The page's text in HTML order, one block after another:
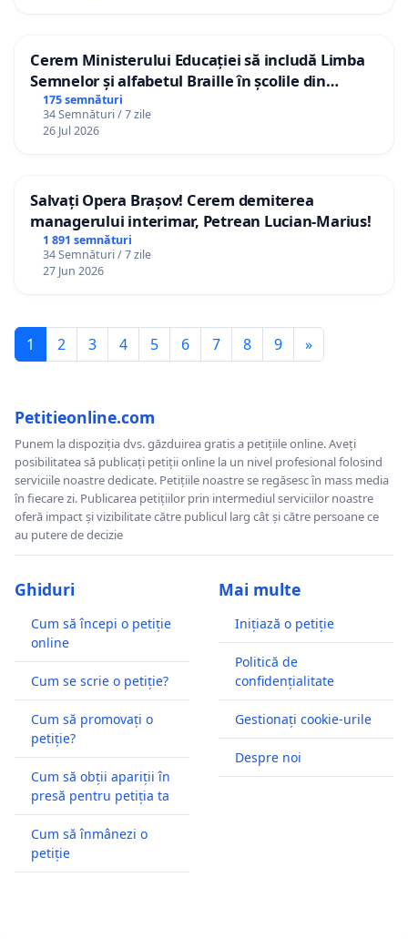
Cerem Ministerului Educației să includă Limba
Semnelor și alfabetul Braille în școlile din
Republica Moldova!
175 semnături
34 Semnături / 7 zile
26 Jul 2026
Salvați Opera Brașov! Cerem demiterea
managerului interimar, Petrean Lucian-Marius!
1 891 semnături
34 Semnături / 7 zile
27 Jun 2026
1 2 3 4 5 6 7 8 9 »
Petitieonline.com
Punem la dispoziția dvs. găzduirea gratis a petițiile online. Aveți
posibilitatea să publicați petiții online la un nivel profesional folosind
serviciile noastre dedicate. Petițiile noastre se regăsesc în mass media
în fiecare zi. Publicarea petițiilor prin intermediul serviciilor noastre
oferă impact și vizibilitate către publicul larg cât și către persoane ce
au putere de decizie
Ghiduri
Cum să începi o petiție
online
Cum se scrie o petiție?
Cum să promovați o
petiție?
Cum să obții apariții în
presă pentru petiția ta
Cum să înmânezi o
petiție
Mai multe
Inițiază o petiție
Politică de
confidențialitate
Gestionați cookie-urile
Despre noi